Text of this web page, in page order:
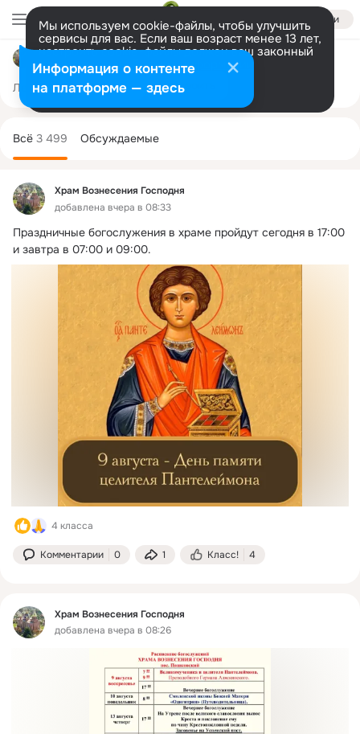
Войти
Мы используем cookie-файлы, чтобы улучшить
сервисы для вас. Если ваш возраст менее 13 лет,
настроить cookie-файлы должен ваш законный
представитель. Больше информации
Разрешить все Настроить
Лента Участники 9.9K Темы 3.4K
Храм Вознесения Господня
добавлена вчера в 08:33
Праздничные богослужения в храме пройдут сегодня в 17:00
и завтра в 07:00 и 09:00.
4 класса
Комментарии 0 1 Класс! 4
Храм Вознесения Господня
добавлена вчера в 08:26
колонка
Всё 3 499 Обсуждаемые
Информация о контенте
на платформе — здесь